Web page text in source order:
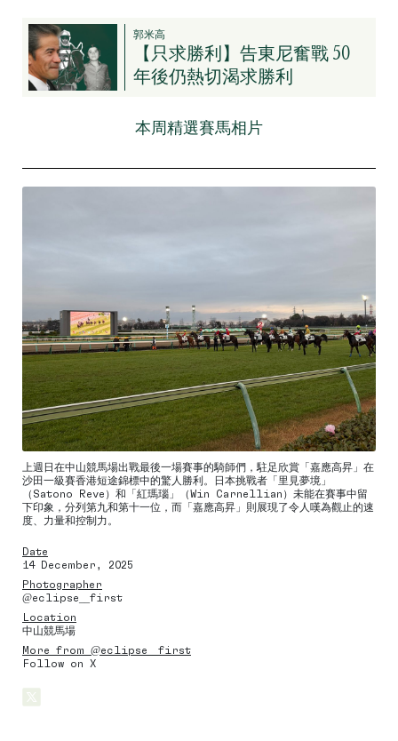
郭米高
【只求勝利】告東尼奮戰 50
年後仍熱切渴求勝利
本周精選賽馬相片
上週日在中山競馬場出戰最後一場賽事的騎師們，駐足欣賞「嘉應高昇」在
沙田一級賽香港短途錦標中的驚人勝利。日本挑戰者「里見夢境」
（Satono Reve）和「紅瑪瑙」（Win Carnellian）未能在賽事中留
下印象，分列第九和第十一位，而「嘉應高昇」則展現了令人嘆為觀止的速
度、力量和控制力。
Date
14 December, 2025
Photographer
@eclipse__first
Location
中山競馬場
More from @eclipse__first
Follow on X